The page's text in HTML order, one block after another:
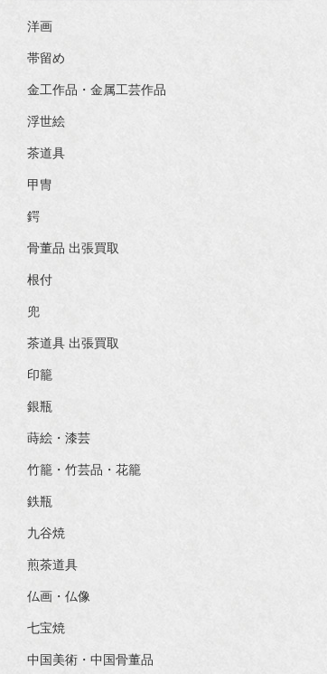
洋画
帯留め
金工作品・金属工芸作品
浮世絵
茶道具
甲冑
鍔
骨董品 出張買取
根付
兜
茶道具 出張買取
印籠
銀瓶
蒔絵・漆芸
竹籠・竹芸品・花籠
鉄瓶
九谷焼
煎茶道具
仏画・仏像
七宝焼
中国美術・中国骨董品